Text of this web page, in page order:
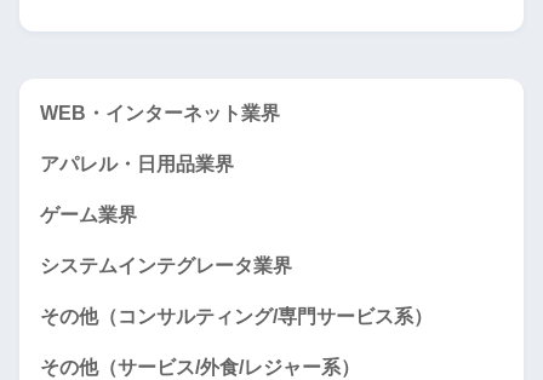
WEB・インターネット業界
アパレル・日用品業界
ゲーム業界
システムインテグレータ業界
その他（コンサルティング/専門サービス系）
その他（サービス/外食/レジャー系）